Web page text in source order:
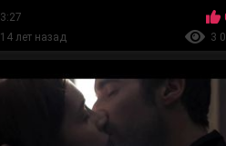
3:27
14 лет назад
3